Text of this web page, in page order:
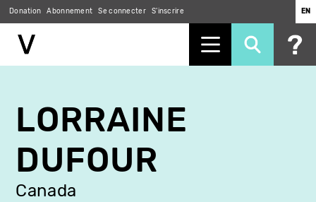
contenu
principal
Donation Abonnement Se connecter S'inscrire EN
LORRAINE
DUFOUR
Canada